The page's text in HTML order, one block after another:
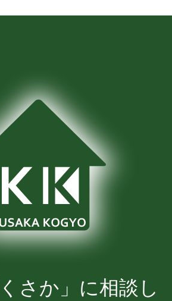
さか」に相談し